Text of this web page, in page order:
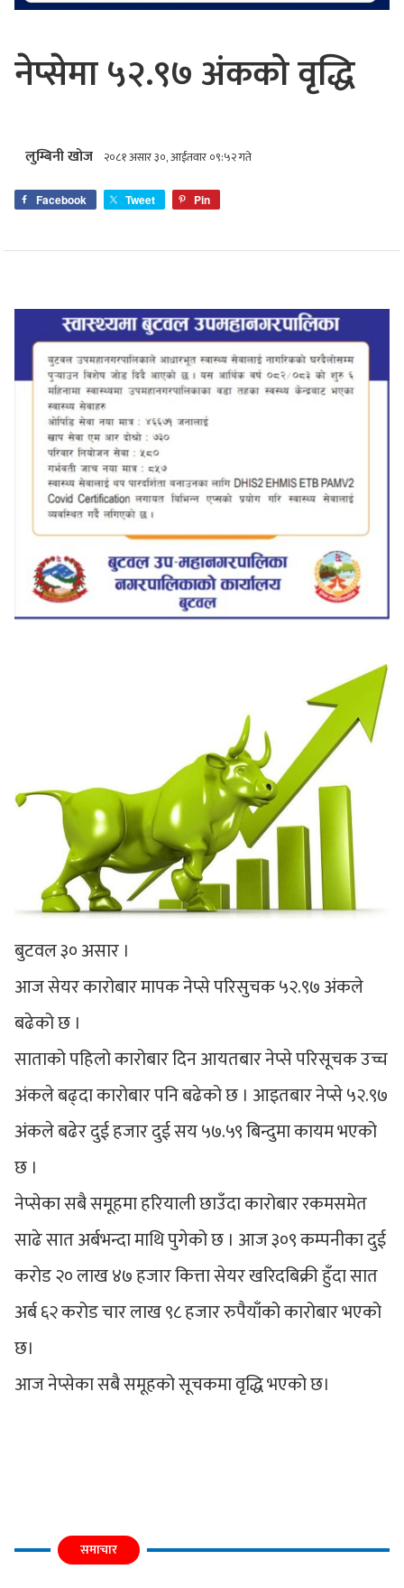
नेप्सेमा ५२.९७ अंकको वृद्धि
लुम्बिनी खोज २०८१ असार ३०, आईतवार ०९:५२ गते
Facebook Tweet Pin
बुटवल ३० असार ।
आज सेयर कारोबार मापक नेप्से परिसुचक ५२.९७ अंकले
बढेको छ ।
साताको पहिलो कारोबार दिन आयतबार नेप्से परिसूचक उच्च
अंकले बढ्दा कारोबार पनि बढेको छ । आइतबार नेप्से ५२.९७
अंकले बढेर दुई हजार दुई सय ५७.५९ बिन्दुमा कायम भएको
छ ।
नेप्सेका सबै समूहमा हरियाली छाउँदा कारोबार रकमसमेत
साढे सात अर्बभन्दा माथि पुगेको छ । आज ३०९ कम्पनीका दुई
करोड २० लाख ४७ हजार कित्ता सेयर खरिदबिक्री हुँदा सात
अर्ब ६२ करोड चार लाख ९८ हजार रुपैयाँको कारोबार भएको
छ।
आज नेप्सेका सबै समूहको सूचकमा वृद्धि भएको छ।
समाचार